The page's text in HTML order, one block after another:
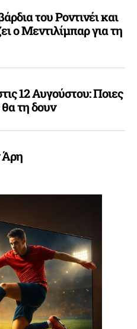
του Ροντινέι και
ο Μεντιλίμπαρ για τη
12 Αυγούστου: Ποιες
τη δουν
Άρη